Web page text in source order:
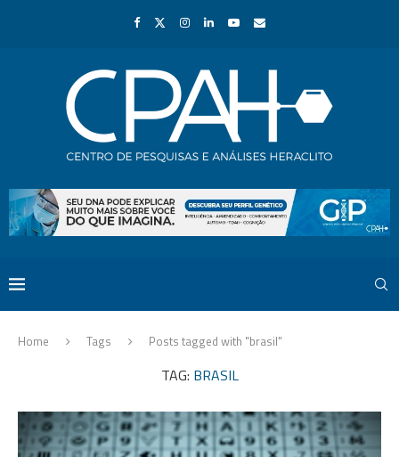
Home Tags Posts tagged with "brasil"
TAG: BRASIL